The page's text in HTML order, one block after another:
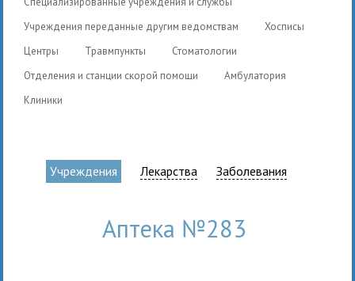
Учреждения переданные другим ведомствам
Хосписы
Центры
Травмпункты
Стоматологии
Отделения и станции скорой помощи
Амбулатория
Клиники
Учреждения Лекарства Заболевания
Аптека №283